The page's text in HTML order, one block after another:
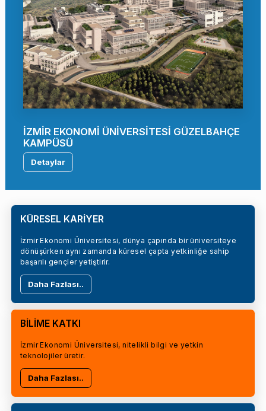
İZMİR EKONOMİ ÜNİVERSİTESİ GÜZELBAHÇE
KAMPÜSÜ
Detaylar
KÜRESEL KARİYER
İzmir Ekonomi Üniversitesi, dünya çapında bir üniversiteye
dönüşürken aynı zamanda küresel çapta yetkinliğe sahip
başarılı gençler yetiştirir.
Daha Fazlası..
BİLİME KATKI
İzmir Ekonomi Üniversitesi, nitelikli bilgi ve yetkin
teknolojiler üretir.
Daha Fazlası..